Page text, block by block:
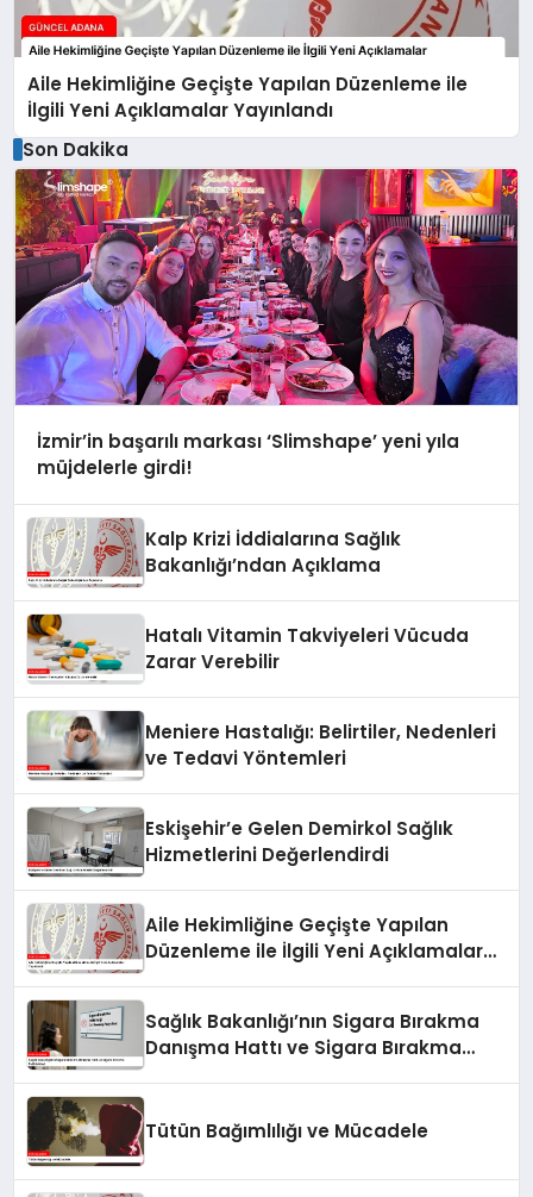
Aile Hekimliğine Geçişte Yapılan Düzenleme ile
İlgili Yeni Açıklamalar Yayınlandı
Son Dakika
İzmir’in başarılı markası ‘Slimshape’ yeni yıla
müjdelerle girdi!
Kalp Krizi İddialarına Sağlık
Bakanlığı’ndan Açıklama
Hatalı Vitamin Takviyeleri Vücuda
Zarar Verebilir
Meniere Hastalığı: Belirtiler, Nedenleri
ve Tedavi Yöntemleri
Eskişehir’e Gelen Demirkol Sağlık
Hizmetlerini Değerlendirdi
Aile Hekimliğine Geçişte Yapılan
Düzenleme ile İlgili Yeni Açıklamalar
Sağlık Bakanlığı’nın Sigara Bırakma
Danışma Hattı ve Sigara Bırakma
Tütün Bağımlılığı ve Mücadele